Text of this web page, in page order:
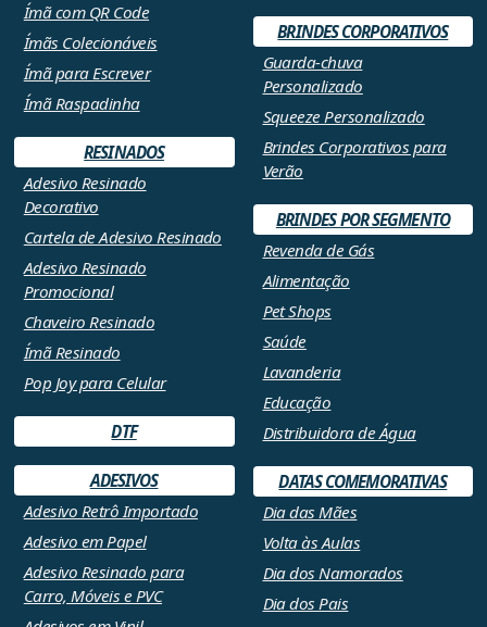
Ímã com QR Code
Ímãs Colecionáveis
Ímã para Escrever
Ímã Raspadinha
RESINADOS
Adesivo Resinado
Decorativo
Cartela de Adesivo Resinado
Adesivo Resinado
Promocional
Chaveiro Resinado
Ímã Resinado
Pop Joy para Celular
DTF
ADESIVOS
Adesivo Retrô Importado
Adesivo em Papel
Adesivo Resinado para
Carro, Móveis e PVC
BRINDES CORPORATIVOS
Guarda-chuva
Personalizado
Squeeze Personalizado
Brindes Corporativos para
Verão
BRINDES POR SEGMENTO
Revenda de Gás
Alimentação
Pet Shops
Saúde
Lavanderia
Educação
Distribuidora de Água
DATAS COMEMORATIVAS
Dia das Mães
Volta às Aulas
Dia dos Namorados
Dia dos Pais